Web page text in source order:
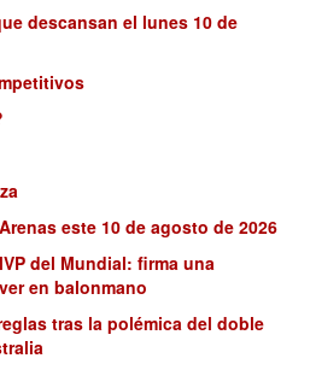
descansan el lunes 10 de
este 10 de agosto de 2026
del Mundial: firma una
en balonmano
tras la polémica del doble